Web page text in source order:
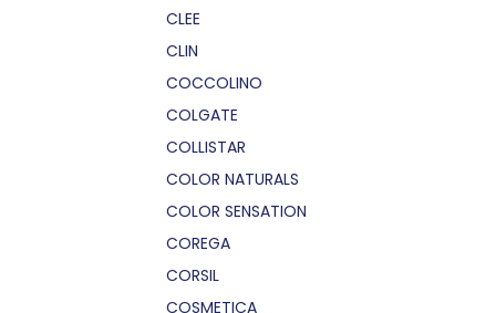
CLEE
CLIN
COCCOLINO
COLGATE
COLLISTAR
COLOR NATURALS
COLOR SENSATION
COREGA
CORSIL
COSMETICA